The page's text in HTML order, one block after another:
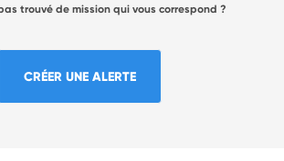
trouvé de mission qui vous correspond ?
CRÉER UNE ALERTE